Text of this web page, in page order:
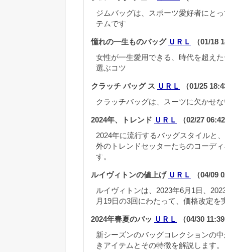
ジムバッグは、スポーツ愛好者にと
テムです
憧れの一生ものバッグ ＵＲＬ
（01/18
女性が一生愛用できる、時代を超え
選ぶコツ
クラッチ バッグ ス ＵＲＬ
（01/25
クラッチバッグは、スーツに欠かせ
2024年、トレンド ＵＲＬ
（02/27
2024年に流行するバッグスタイルと
外のトレンドセッターたちのコーデ
す。
ルイヴィトンの値上げ ＵＲＬ
（04/09
ルイヴィトンは、2023年6月1日、
月19日の3回にわたって、価格改定を
2024年春夏のバッ ＵＲＬ
（04/30
新シーズンのバッグコレクションの
きアイテムとその特徴を解説します。